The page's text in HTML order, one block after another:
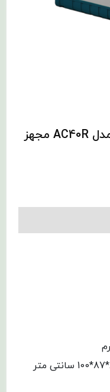
آبسال کولر آبی پشت بامی مدل AC40R مجهز